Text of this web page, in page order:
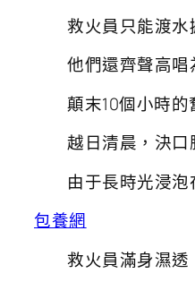
救火員只能渡水
他們還齊聲高
顛末10個小時的
越日清晨，決口
由于長時光浸泡
包養網
救火員滿身濕透